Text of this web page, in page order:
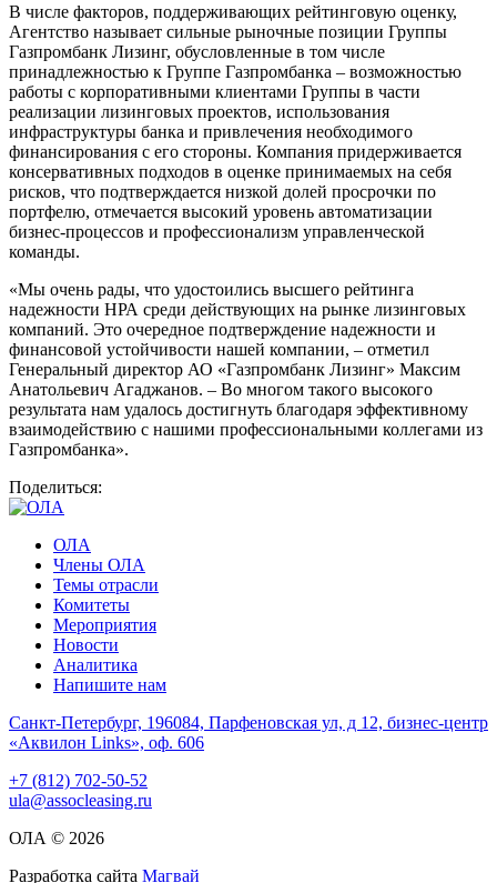
В числе факторов, поддерживающих рейтинговую оценку,
Агентство называет сильные рыночные позиции Группы
Газпромбанк Лизинг, обусловленные в том числе
принадлежностью к Группе Газпромбанка – возможностью
работы с корпоративными клиентами Группы в части
реализации лизинговых проектов, использования
инфраструктуры банка и привлечения необходимого
финансирования с его стороны. Компания придерживается
консервативных подходов в оценке принимаемых на себя
рисков, что подтверждается низкой долей просрочки по
портфелю, отмечается высокий уровень автоматизации
бизнес-процессов и профессионализм управленческой
команды.
«Мы очень рады, что удостоились высшего рейтинга
надежности НРА среди действующих на рынке лизинговых
компаний. Это очередное подтверждение надежности и
финансовой устойчивости нашей компании, – отметил
Генеральный директор АО «Газпромбанк Лизинг» Максим
Анатольевич Агаджанов. – Во многом такого высокого
результата нам удалось достигнуть благодаря эффективному
взаимодействию с нашими профессиональными коллегами из
Газпромбанка».
Поделиться:
ОЛА
Члены ОЛА
Темы отрасли
Комитеты
Мероприятия
Новости
Аналитика
Напишите нам
Санкт-Петербург, 196084, Парфеновская ул, д 12, бизнес-центр
«Аквилон Links», оф. 606
+7 (812) 702-50-52
ula@assocleasing.ru
ОЛА © 2026
Разработка сайта Магвай